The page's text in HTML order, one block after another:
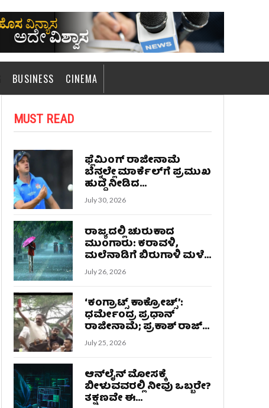
BUSINESS CINEMA
MUST READ
ಫ್ಲೆಮಿಂಗ್ ರಾಜೀನಾಮೆ
ಬೆನ್ನಲ್ಲೇ ಮಾರ್ಕೆಲ್‌ಗೆ ಪ್ರಮುಖ
ಹುದ್ದೆ ನೀಡಿದ...
July 30, 2026
ರಾಜ್ಯದಲ್ಲಿ ಚುರುಕಾದ
ಮುಂಗಾರು: ಕರಾವಳಿ,
ಮಲೆನಾಡಿಗೆ ಬಿರುಗಾಳಿ ಮಳೆ...
July 26, 2026
‘ಕಂಗ್ರಾಟ್ಸ್ ಕಾಕ್ರೋಚ್ಸ್‌’:
ಧರ್ಮೇಂದ್ರ ಪ್ರಧಾನ್
ರಾಜೀನಾಮೆ; ಪ್ರಕಾಶ್ ರಾಜ್...
July 25, 2026
ಆನ್‌ಲೈನ್ ಮೋಸಕ್ಕೆ
ಬೀಳುವವರಲ್ಲಿ ನೀವು ಒಬ್ಬರೇ?
ತಕ್ಷಣವೇ ಈ...